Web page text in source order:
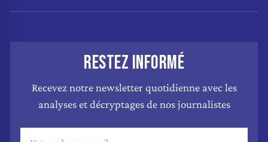
RESTEZ INFORMÉ
Recevez notre newsletter quotidienne avec les
analyses et décryptages de nos journalistes